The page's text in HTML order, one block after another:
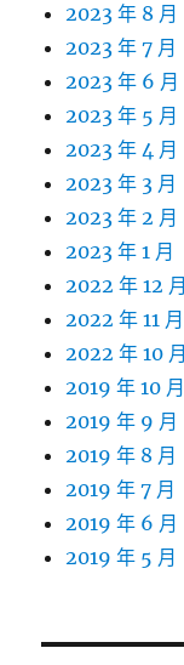
2023 年 8 月
2023 年 7 月
2023 年 6 月
2023 年 5 月
2023 年 4 月
2023 年 3 月
2023 年 2 月
2023 年 1 月
2022 年 12 月
2022 年 11 月
2022 年 10 月
2019 年 10 月
2019 年 9 月
2019 年 8 月
2019 年 7 月
2019 年 6 月
2019 年 5 月